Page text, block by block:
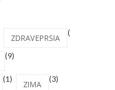
ZDRAVEPRSIA
(1)
(9)
(1)
ZIMA
(3)